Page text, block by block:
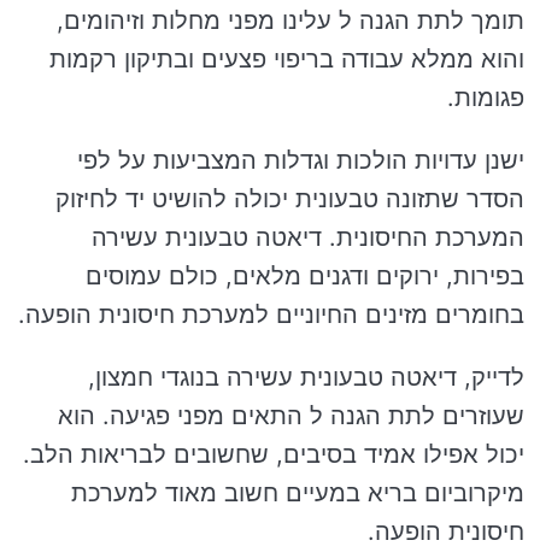
תומך לתת הגנה ל עלינו מפני מחלות וזיהומים,
והוא ממלא עבודה בריפוי פצעים ובתיקון רקמות
פגומות.
ישנן עדויות הולכות וגדלות המצביעות על לפי
הסדר שתזונה טבעונית יכולה להושיט יד לחיזוק
המערכת החיסונית. דיאטה טבעונית עשירה
בפירות, ירוקים ודגנים מלאים, כולם עמוסים
בחומרים מזינים החיוניים למערכת חיסונית הופעה.
לדייק, דיאטה טבעונית עשירה בנוגדי חמצון,
שעוזרים לתת הגנה ל התאים מפני פגיעה. הוא
יכול אפילו אמיד בסיבים, שחשובים לבריאות הלב.
מיקרוביום בריא במעיים חשוב מאוד למערכת
חיסונית הופעה.